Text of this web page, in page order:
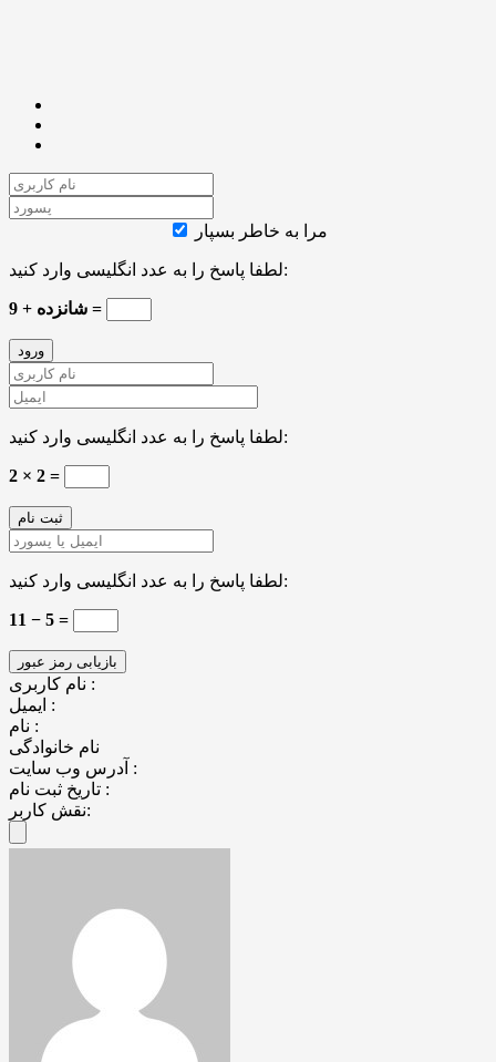
مرا به خاطر بسپار
لطفا پاسخ را به عدد انگلیسی وارد کنید:
شانزده + 9 =
لطفا پاسخ را به عدد انگلیسی وارد کنید:
2 × 2 =
لطفا پاسخ را به عدد انگلیسی وارد کنید:
11 − 5 =
نام کاربری :
ایمیل :
نام :
نام خانوادگی
آدرس وب سایت :
تاریخ ثبت نام :
نقش کاربر: